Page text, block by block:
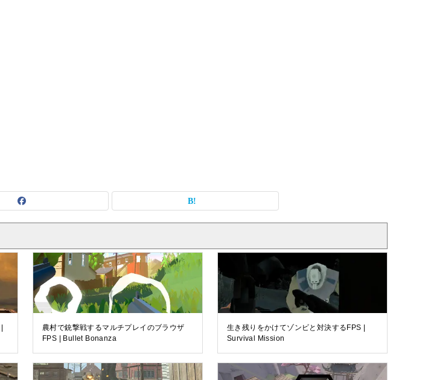
農村で銃撃戦するマルチプレイのブラウザ
FPS | Bullet Bonanza
生き残りをかけてゾンビと対決するFPS |
Survival Mission